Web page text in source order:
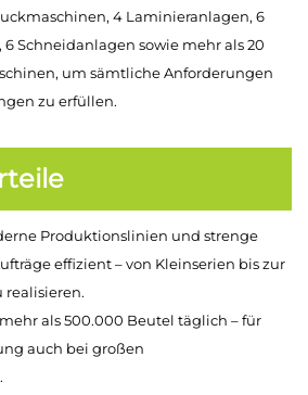
4 Laminieranlagen, 6
Schneidanlagen sowie mehr als 20
um sämtliche Anforderungen
zu erfüllen.
Produktionslinien und strenge
effizient – von Kleinserien bis zur
realisieren.
mehr als 500.000 Beutel täglich – für
auch bei großen